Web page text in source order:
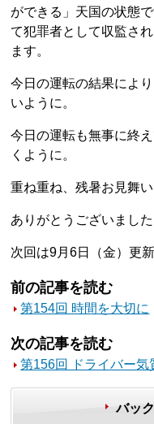
ができる」天国の状態
て犯罪者として収監さ
ます。
今日の運転の結果によ
いように。
今日の運転も無事に終
くように。
重ね重ね、残暑お見舞い
ありがとうございました
次回は9月6日（金）更
前の記事を読む
第154回 時間を大切に
次の記事を読む
第156回 ドライバー気
バッ